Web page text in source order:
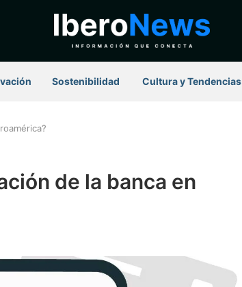
Sostenibilidad ⁠ Cultura y Tendencias
de la banca en